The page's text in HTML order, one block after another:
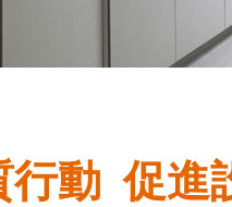
行動 促進